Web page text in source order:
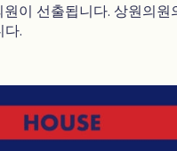
이 선출됩니다. 상원의원
다.